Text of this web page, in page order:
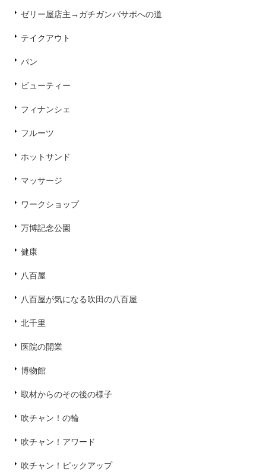
ゼリー屋店主→ガチガンバサポへの道
テイクアウト
パン
ビューティー
フィナンシェ
フルーツ
ホットサンド
マッサージ
ワークショップ
万博記念公園
健康
八百屋
八百屋が気になる吹田の八百屋
北千里
医院の開業
博物館
取材からのその後の様子
吹チャン！の輪
吹チャン！アワード
吹チャン！ピックアップ